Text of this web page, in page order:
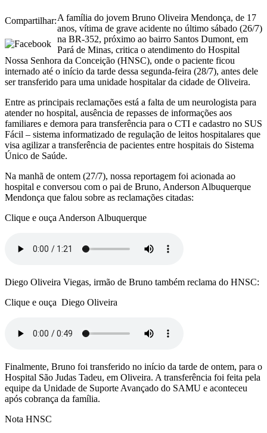
Compartilhar:A família do jovem Bruno Oliveira Mendonça, de 17
anos, vítima de grave acidente no último sábado (26/7)
na BR-352, próximo ao bairro Santos Dumont, em
Pará de Minas, critica o atendimento do Hospital
Nossa Senhora da Conceição (HNSC), onde o paciente ficou
internado até o início da tarde dessa segunda-feira (28/7), antes dele
ser transferido para uma unidade hospitalar da cidade de Oliveira.
Entre as principais reclamações está a falta de um neurologista para
atender no hospital, ausência de repasses de informações aos
familiares e demora para transferência para o CTI e cadastro no SUS
Fácil – sistema informatizado de regulação de leitos hospitalares que
visa agilizar a transferência de pacientes entre hospitais do Sistema
Único de Saúde.
Na manhã de ontem (27/7), nossa reportagem foi acionada ao
hospital e conversou com o pai de Bruno, Anderson Albuquerque
Mendonça que falou sobre as reclamações citadas:
Clique e ouça Anderson Albuquerque
Diego Oliveira Viegas, irmão de Bruno também reclama do HNSC:
Clique e ouça Diego Oliveira
Finalmente, Bruno foi transferido no início da tarde de ontem, para o
Hospital São Judas Tadeu, em Oliveira. A transferência foi feita pela
equipe da Unidade de Suporte Avançado do SAMU e aconteceu
após cobrança da família.
Nota HNSC